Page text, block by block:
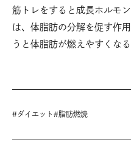
筋トレをすると成長ホルモ
は、体脂肪の分解を促す作
うと体脂肪が燃えやすくなる
#ダイエット #脂肪燃焼